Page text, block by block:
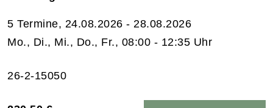
5 Termine, 24.08.2026 - 28.08.2026
Mo., Di., Mi., Do., Fr., 08:00 - 12:35 Uhr
26-2-15050